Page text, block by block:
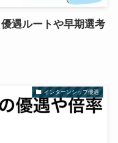
遇ルートや早期選考
インターンシップ優遇